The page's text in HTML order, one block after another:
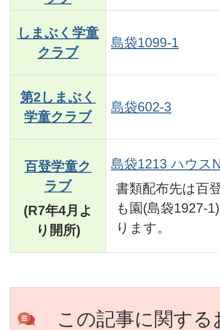
しまぶく学童
クラブ
島袋1099-1
第2しまぶく
学童クラブ
島袋602-3
百登学童ク
ラブ
(R7年4月よ
り開所)
島袋1213 ハウス
書類配布先は百
も園(島袋1927-
ります。
この記事に関す